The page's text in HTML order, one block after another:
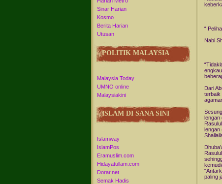
Sinar Harian
Kosmo
Berita Harian
Utusan
POLITIK MALAYSIA
Malaysia Today
UMNO online
Malaysiakini
ISLAM DI SANA SINI
Islamway
IslamPos
Eramuslim.com
Hidayatullam.com
Dorar.net
Semak Hadis
“
Nabi
Dari
terbaik
paling